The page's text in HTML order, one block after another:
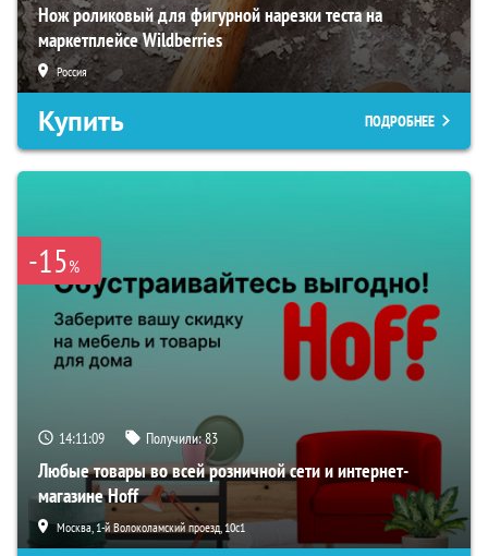
Нож роликовый для фигурной нарезки теста на
маркетплейсе Wildberries
Россия
Купить ПОДРОБНЕЕ
-15%
14:11:08 Получили:83
Любые товары во всей розничной сети и интернет-
магазине Hoff
Москва, 1-й Волоколамский проезд, 10с1